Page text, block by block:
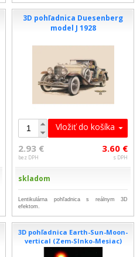
3D pohľadnica Duesenberg
model J 1928
Vložiť do košíka
2.93 €
bez DPH
3.60 €
s DPH
skladom
Lentikulárna pohľadnica s reálnym 3D
efektom.
3D pohľadnica Earth-Sun-Moon-
vertical (Zem-Slnko-Mesiac)